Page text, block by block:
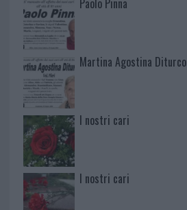
Paolo Pinna
Martina Agostina Diturco
I nostri cari
I nostri cari